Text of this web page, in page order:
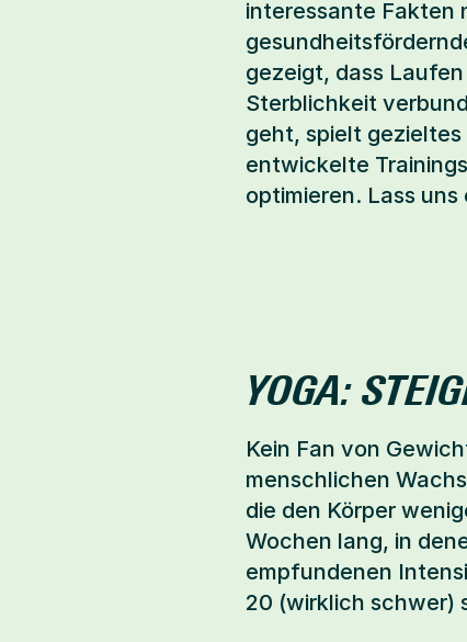
interessante Fakten
gezeigt, dass
Sterblichkeit
geht, spielt gezieltes
entwickelte
optimieren. Lass
YOGA:
Kein Fan von
menschlichen
die den Körper
Wochen lang, in
empfundenen
20 (wirklich schwer)